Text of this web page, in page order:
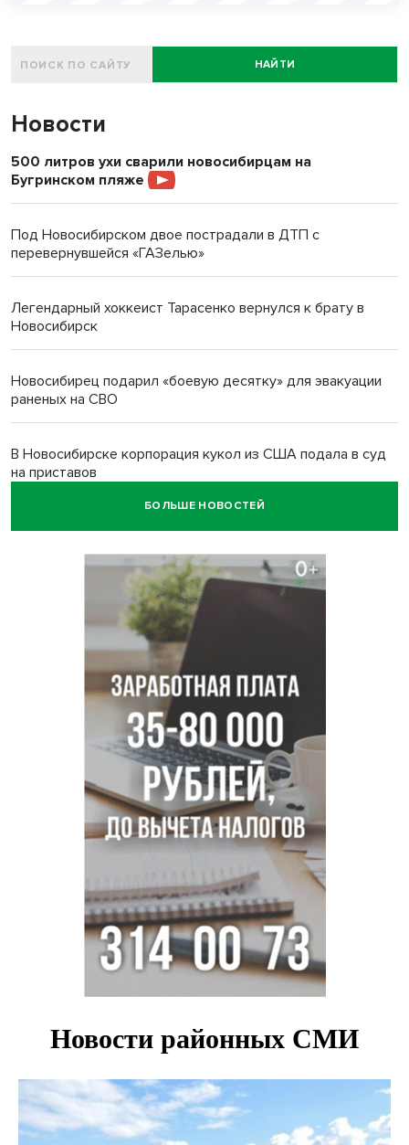
НАЙТИ
Новости
500 литров ухи сварили новосибирцам на
Бугринском пляже
Под Новосибирском двое пострадали в ДТП с
перевернувшейся «ГАЗелью»
Легендарный хоккеист Тарасенко вернулся к брату в
Новосибирск
Новосибирец подарил «боевую десятку» для эвакуации
раненых на СВО
В Новосибирске корпорация кукол из США подала в суд
на приставов
БОЛЬШЕ НОВОСТЕЙ